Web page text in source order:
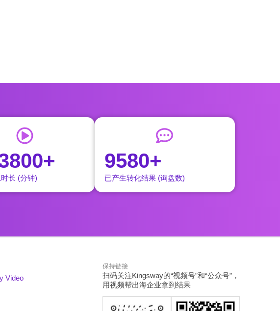
长 (分钟)
9580+
已产生转化结果 (询盘数)
Video
保持链接
扫码关注Kingsway的“视频号”和“公众号”，
用视频帮出海企业拿到结果